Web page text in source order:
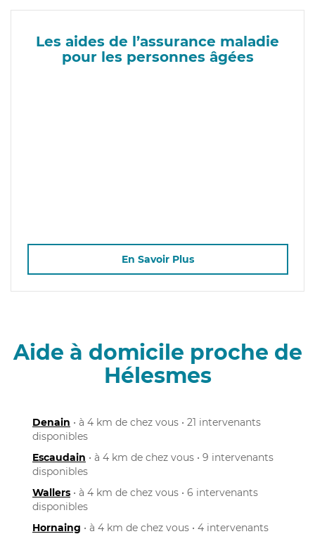
Les aides de l’assurance maladie
pour les personnes âgées
En Savoir Plus
Aide à domicile proche de
Hélesmes
Denain • à 4 km de chez vous • 21 intervenants
disponibles
Escaudain • à 4 km de chez vous • 9 intervenants
disponibles
Wallers • à 4 km de chez vous • 6 intervenants
disponibles
Hornaing • à 4 km de chez vous • 4 intervenants